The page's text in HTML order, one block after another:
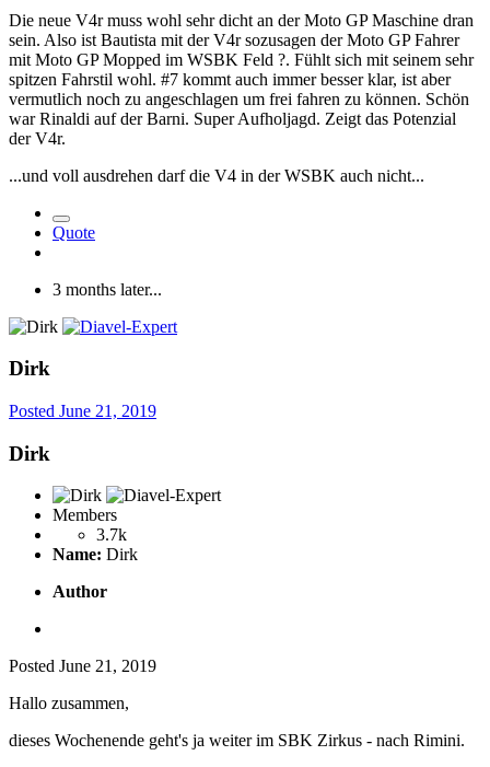
Die neue V4r muss wohl sehr dicht an der Moto GP Maschine dran
sein. Also ist Bautista mit der V4r sozusagen der Moto GP Fahrer
mit Moto GP Mopped im WSBK Feld ?. Fühlt sich mit seinem sehr
spitzen Fahrstil wohl. #7 kommt auch immer besser klar, ist aber
vermutlich noch zu angeschlagen um frei fahren zu können. Schön
war Rinaldi auf der Barni. Super Aufholjagd. Zeigt das Potenzial
der V4r.
...und voll ausdrehen darf die V4 in der WSBK auch nicht...
Quote
3 months later...
Dirk
Posted June 21, 2019
Dirk
Members
3.7k
Name: Dirk
Author
Posted June 21, 2019
Hallo zusammen,
dieses Wochenende geht's ja weiter im SBK Zirkus - nach Rimini.